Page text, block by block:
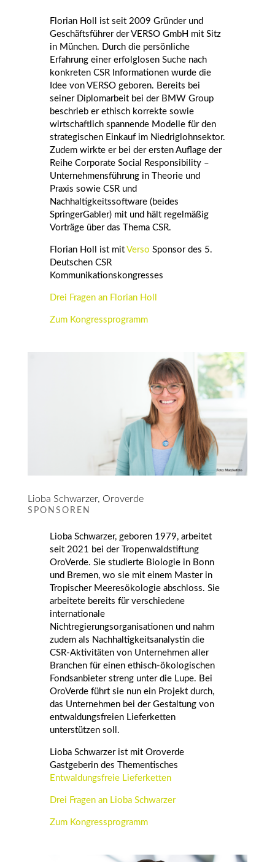
Florian Holl
ist seit 2009 Gründer und
Geschäftsführer der VERSO GmbH mit Sitz
in München. Durch die persönliche
Erfahrung einer erfolglosen Suche nach
konkreten CSR Informationenwurde die
Idee von VERSO geboren. Bereits bei
seiner Diplomarbeit bei der BMW Group
beschrieb er ethisch korrekte sowie
wirtschaftlich spannende Modelle für den
strategischen Einkauf im Niedriglohnsektor.
Zudem wirkte er bei der ersten Auflage der
Reihe Corporate Social Responsibility–
Unternehmensführung in Theorie und
Praxis sowie CSR und
Nachhaltigkeitssoftware (beides
SpringerGabler) mit und hält regelmäßig
Vorträge über das Thema CSR.
Florian Holl ist mit Verso Sponsor des 5.
Deutschen CSR
Kommunikationskongresses
Drei Fragen an Florian Holl
Zum Kongressprogramm
Lioba Schwarzer, Oroverde
SPONSOREN
Lioba Schwarzer, geboren 1979, arbeitet
seit 2021 bei der Tropenwaldstiftung
OroVerde. Sie studierte Biologie in Bonn
und Bremen, wo sie mit einemMaster in
Tropischer Meeresökologie abschloss. Sie
arbeitete bereits für verschiedene
internationale
Nichtregierungsorganisationen und nahm
zudem als Nachhaltigkeitsanalystin die
CSR-Aktivitäten von Unternehmen aller
Branchen für einen ethisch-ökologischen
Fondsanbieter streng unter die Lupe. Bei
OroVerdeführt sie nun ein Projekt durch,
das Unternehmen bei der Gestaltung von
entwaldungsfreien Lieferketten
unterstützen soll.
Lioba Schwarzer ist mit Oroverde
Gastgeberin des Thementisches
Entwaldungsfreie Lieferketten
Drei Fragen an Lioba Schwarzer
Zum Kongressprogramm